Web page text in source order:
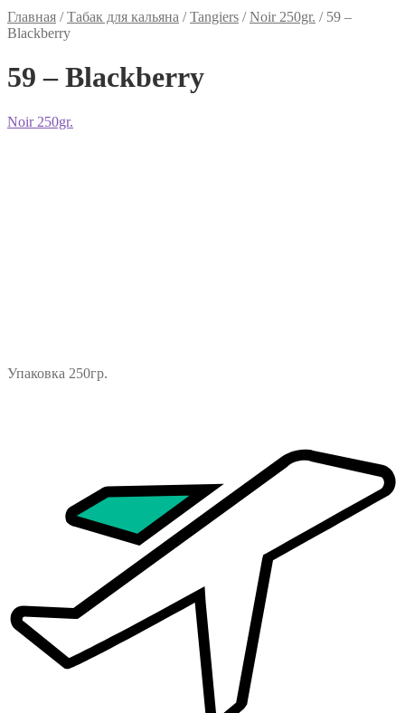
Главная /Табак для кальяна /Tangiers /Noir 250gr. / 59 –
Blackberry
59 – Blackberry
Noir 250gr.
Упаковка 250гр.